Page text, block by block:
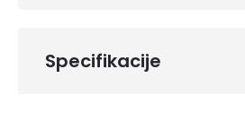
Specifikacije